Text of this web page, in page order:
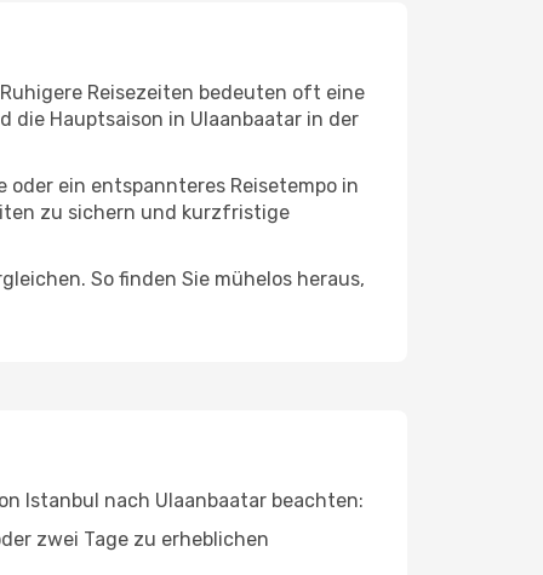
Reisezeiten bedeuten oft eine
die Hauptsaison in Ulaanbaatar in der
ein entspannteres Reisetempo in
zu sichern und kurzfristige
So finden Sie mühelos heraus,
Istanbul nach Ulaanbaatar beachten:
zwei Tage zu erheblichen